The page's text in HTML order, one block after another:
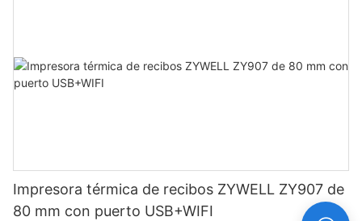
Impresora térmica de recibos ZYWELL ZY907 de
80 mm con puerto USB+WIFI